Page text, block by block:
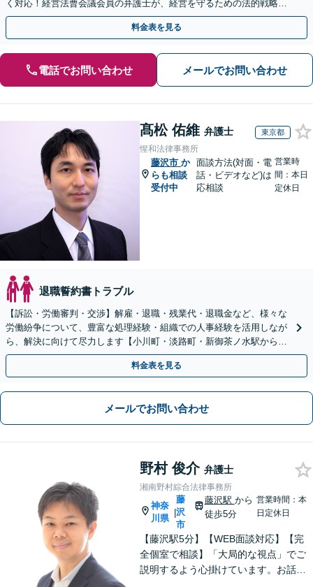
く対応！経営法曹会議会員の弁護士が、経営を守るための法的戦略を
提案します【夜間や休日相談も対応可能】
料金表を見る
電話でお問い合わせ メールでお問い合わせ
髙松 佑維 弁護士 東京都
惺和法律事務所
藤沢市 か
らも相談
受付中
面談方法(対面・電
話・ビデオなど)は
応相談
営業時
間：本日
定休日
退職誓約書トラブル
【訴訟・労働審判・交渉】解雇・退職・残業代・退職金など、様々な
労働紛争について、豊富な処理経験・組織での人事経験を活用しなが
ら、解決に向けて尽力します【小川町・淡路町・新御茶ノ水駅から約
1分、御茶ノ水駅も利用可】
料金表を見る
メールでお問い合わせ
野村 俊介 弁護士
湘南野村綜合法律事務所
神奈
川県
|
藤
沢
市
藤沢駅 から
徒歩5分
営業時間：本
日定休日
【藤沢駅5分】【WEB面談対応】【完
全個室で相談】「大局的な視点」でご
説明するよう心掛けています。お話を